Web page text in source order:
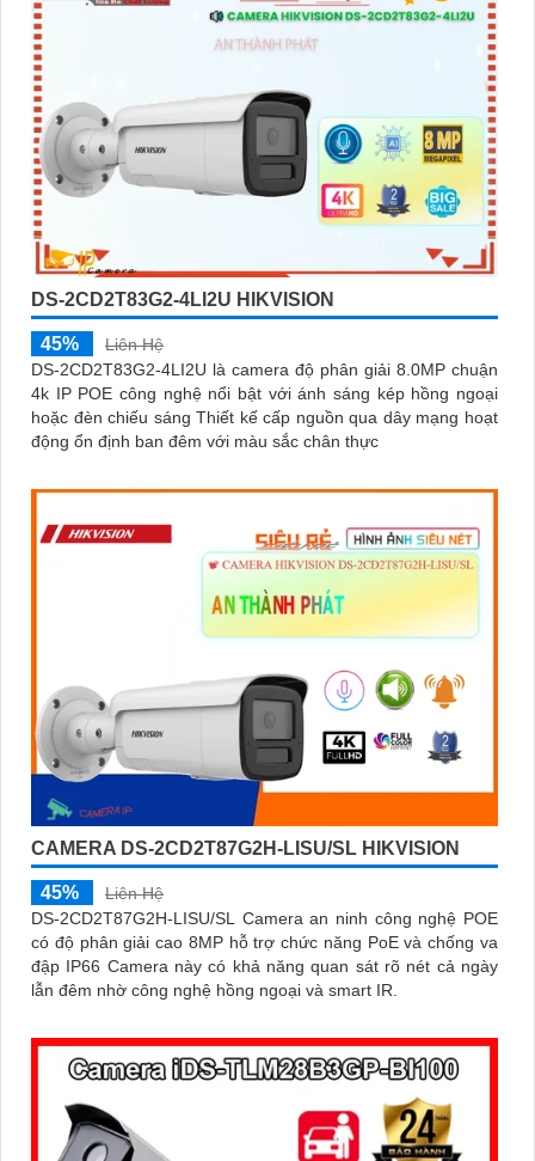
DS-2CD2T83G2-4LI2U HIKVISION
45%
Liên Hệ
DS-2CD2T83G2-4LI2U là camera độ phân giải 8.0MP chuận
4k IP POE công nghệ nổi bật với ánh sáng kép hồng ngoại
hoặc đèn chiếu sáng Thiết kế cấp nguồn qua dây mạng hoạt
động ổn định ban đêm với màu sắc chân thực
CAMERA DS-2CD2T87G2H-LISU/SL HIKVISION
45%
Liên Hệ
DS-2CD2T87G2H-LISU/SL Camera an ninh công nghệ POE
có độ phân giải cao 8MP hỗ trợ chức năng PoE và chống va
đập IP66 Camera này có khả năng quan sát rõ nét cả ngày
lẫn đêm nhờ công nghệ hồng ngoại và smart IR.